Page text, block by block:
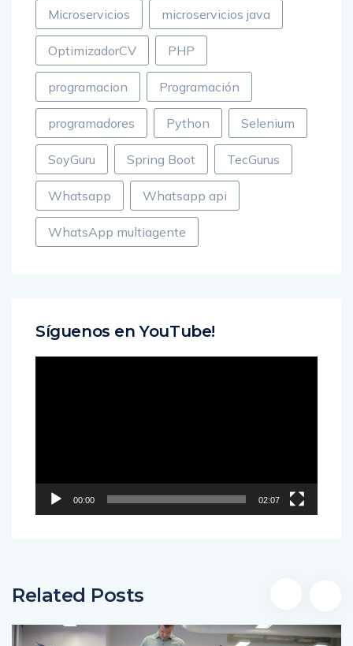
Microservicios microservicios java
OptimizadorCV PHP
programacion Programación
programadores Python Selenium
SoyGuru Spring Boot TecGurus
Whatsapp Whatsapp api
WhatsApp multiagente
Síguenos en YouTube!
00:00 02:07
Related Posts